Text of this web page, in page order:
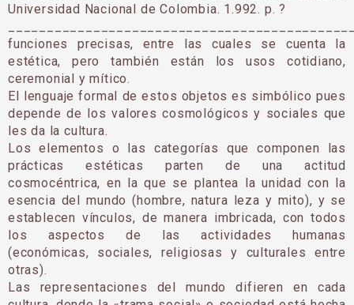
Universidad Nacional de Colombia. 1.992. p. ?
funciones precisas, entre las cuales se cuenta la
estética, pero también están los usos cotidiano,
ceremonial y mítico.
El lenguaje formal de estos objetos es simbólico pues
depende de los valores cosmológicos y sociales que
les da la cultura.
Los elementos o las categorías que componen las
prácticas estéticas parten de una actitud
cosmocéntrica, en la que se plantea la unidad con la
esencia del mundo (hombre, natura leza y mito), y se
establecen vínculos, de manera imbricada, con todos
los aspectos de las actividades humanas
(económicas, sociales, religiosas y culturales entre
otras).
Las representaciones del mundo difieren en cada